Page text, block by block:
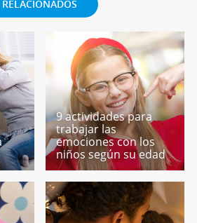
RELACIONADOS
9 actividades para
trabajar las
emociones con los
niños según su edad